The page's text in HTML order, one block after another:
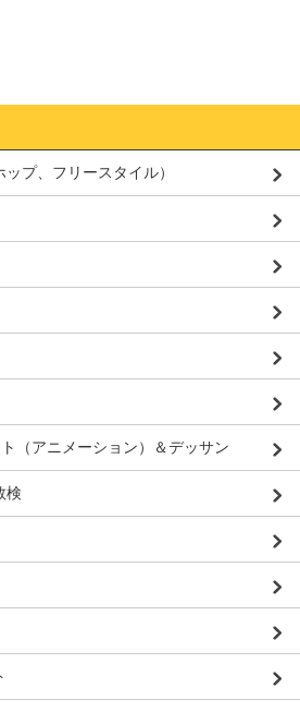
プ、フリースタイル）
（アニメーション）＆デッサン
検